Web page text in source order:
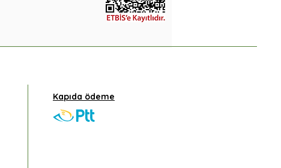
Kapıda ödeme